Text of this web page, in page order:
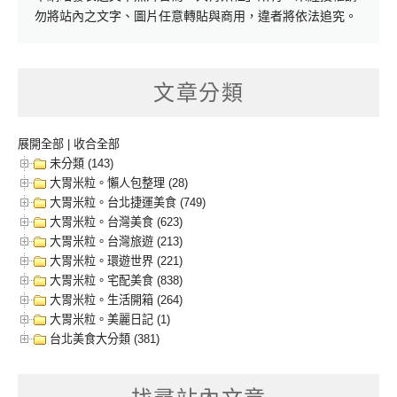
勿將站內之文字、圖片任意轉貼與商用，違者將依法追究。
文章分類
展開全部
收合全部
未分類 (143)
大胃米粒。懶人包整理 (28)
大胃米粒。台北捷運美食 (749)
大胃米粒。台灣美食 (623)
大胃米粒。台灣旅遊 (213)
大胃米粒。環遊世界 (221)
大胃米粒。宅配美食 (838)
大胃米粒。生活開箱 (264)
大胃米粒。美麗日記 (1)
台北美食大分類 (381)